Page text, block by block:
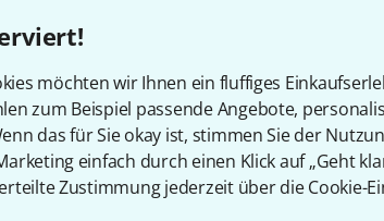
möchten wir Ihnen ein fluffiges
zum Beispiel passende Angebote,
das für Sie okay ist, stimmen Sie der
einfach durch einen Klick auf „Geht
Zustimmung jederzeit über die Cookie-
ETCS4 Gobo Holder A-Size/
5
für Metall-Gobos in A-Size
Außendurchmesser von
Bilddurchmesser von ca.